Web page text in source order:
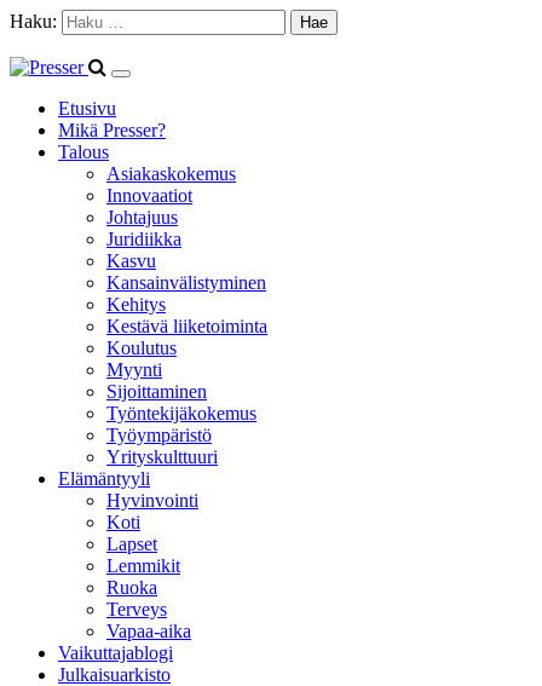
Haku:
Etusivu
Mikä Presser?
Talous
Asiakaskokemus
Innovaatiot
Johtajuus
Juridiikka
Kasvu
Kansainvälistyminen
Kehitys
Kestävä liiketoiminta
Koulutus
Myynti
Sijoittaminen
Työntekijäkokemus
Työympäristö
Yrityskulttuuri
Elämäntyyli
Hyvinvointi
Koti
Lapset
Lemmikit
Ruoka
Terveys
Vapaa-aika
Vaikuttajablogi
Julkaisuarkisto